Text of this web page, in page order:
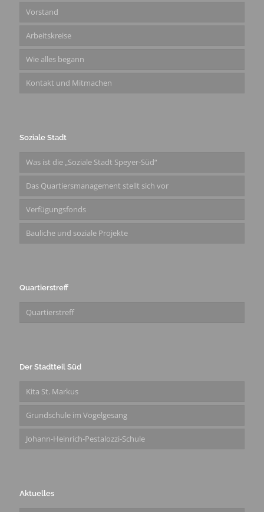
Vorstand
Arbeitskreise
Wie alles begann
Kontakt und Mitmachen
Soziale Stadt
Was ist die „Soziale Stadt Speyer-Süd“
Das Quartiersmanagement stellt sich vor
Verfügungsfonds
Bauliche und soziale Projekte
Quartierstreff
Quartierstreff
Der Stadtteil Süd
Kita St. Markus
Grundschule im Vogelgesang
Johann-Heinrich-Pestalozzi-Schule
Aktuelles